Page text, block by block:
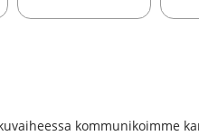
kommunikoimme